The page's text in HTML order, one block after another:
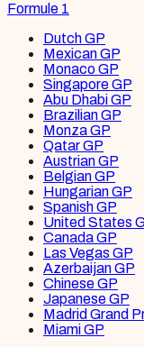
Formule 1
Dutch GP
Mexican GP
Monaco GP
Singapore GP
Abu Dhabi GP
Brazilian GP
Monza GP
Qatar GP
Austrian GP
Belgian GP
Hungarian GP
Spanish GP
United States
Canada GP
Las Vegas GP
Azerbaijan GP
Chinese GP
Japanese GP
Madrid Grand
Miami GP